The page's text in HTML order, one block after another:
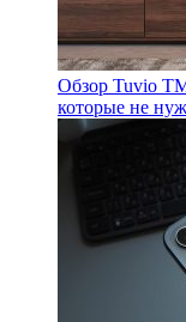
Обзор Tuvio
которые не